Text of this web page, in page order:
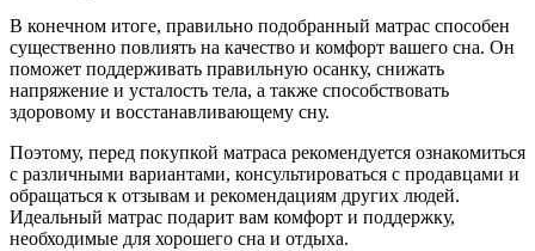
В конечном итоге, правильно подобранный матрас способен
существенно повлиять на качество и комфорт вашего сна. Он
поможет поддерживать правильную осанку, снижать
напряжение и усталость тела, а также способствовать
здоровому и восстанавливающему сну.
Поэтому, перед покупкой матраса рекомендуется ознакомиться
с различными вариантами, консультироваться с продавцами и
обращаться к отзывам и рекомендациям других людей.
Идеальный матрас подарит вам комфорт и поддержку,
необходимые для хорошего сна и отдыха.